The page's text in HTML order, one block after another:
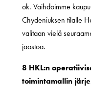
ok. Vaihdoimme
Chydeniuksen tilalle
valitaan vielä
jaostoa.
8 HKL:n
toimintamallin